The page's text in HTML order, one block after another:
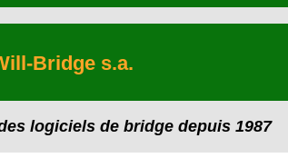
Bridge s.a.
logiciels de bridge depuis 1987